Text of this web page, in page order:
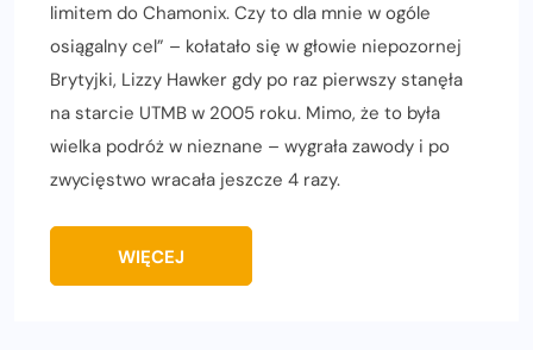
limitem do Chamonix. Czy to dla mnie w ogóle
osiągalny cel” – kołatało się w głowie niepozornej
Brytyjki, Lizzy Hawker gdy po raz pierwszy stanęła
na starcie UTMB w 2005 roku. Mimo, że to była
wielka podróż w nieznane – wygrała zawody i po
zwycięstwo wracała jeszcze 4 razy.
WIĘCEJ